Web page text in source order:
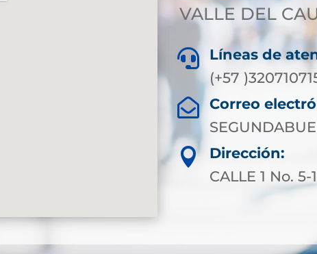
VALLE DEL

Líneas de
(+57

Correo

Dirección:
CALLE 1 No. 5-